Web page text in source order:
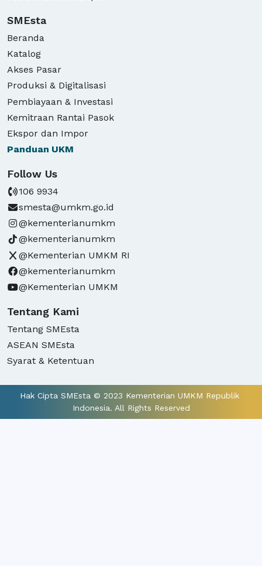
SMEsta
Beranda
Katalog
Akses Pasar
Produksi & Digitalisasi
Pembiayaan & Investasi
Kemitraan Rantai Pasok
Ekspor dan Impor
Panduan UKM
Follow Us
106 9934
smesta@umkm.go.id
@kementerianumkm
@kementerianumkm
@Kementerian UMKM RI
@kementerianumkm
@Kementerian UMKM
Tentang Kami
Tentang SMEsta
ASEAN SMEsta
Syarat & Ketentuan
Hak Cipta SMEsta © 2023 Kementerian UMKM Republik
Indonesia. All Rights Reserved